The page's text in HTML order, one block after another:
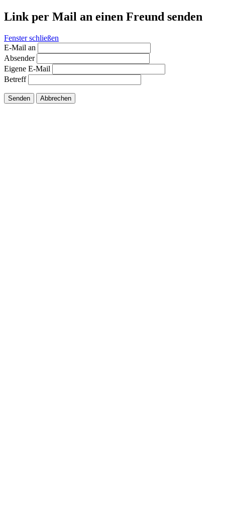
Link per Mail an einen Freund senden
Fenster schließen
E-Mail an
Absender
Eigene E-Mail
Betreff
Senden Abbrechen